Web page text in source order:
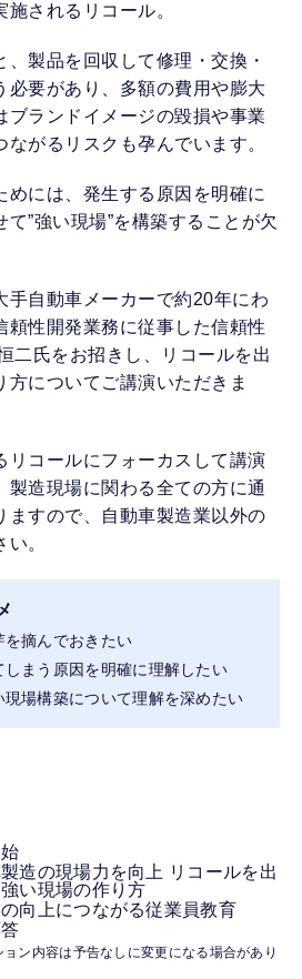
されるリコール。
、製品を回収して修理・交換・
必要があり、多額の費用や膨大
ブランドイメージの毀損や事業
がるリスクも孕んでいます。
めには、発生する原因を明確に
て”強い現場”を構築することが欠
手自動車メーカーで約20年にわ
頼性開発業務に従事した信頼性
二氏をお招きし、リコールを出
方についてご講演いただきま
コールにフォーカスして講演
製造現場に関わる全ての方に通
ますので、自動車製造業以外の
。
を摘んでおきたい
しまう原因を明確に理解したい
現場構築について理解を深めたい
造の現場力を向上 リコールを出
い現場の作り方
向上につながる従業員教育
ン内容は予告なしに変更になる場合があり